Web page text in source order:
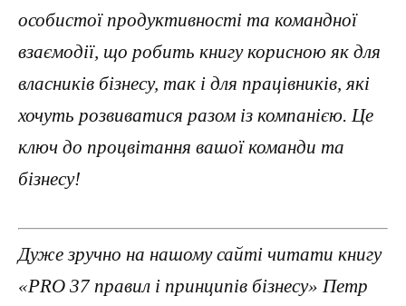
особистої продуктивності та командної
взаємодії, що робить книгу корисною як для
власників бізнесу, так і для працівників, які
хочуть розвиватися разом із компанією. Це
ключ до процвітання вашої команди та
бізнесу!
Дуже зручно на нашому сайті читати книгу
«PRO 37 правил і принципів бізнесу» Петр